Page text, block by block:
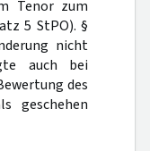
Tenor zum
5 StPO). §
nicht
auch bei
des
geschehen